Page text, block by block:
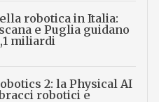
robotica in Italia:
e Puglia guidano
miliardi
2: la Physical AI
robotici e